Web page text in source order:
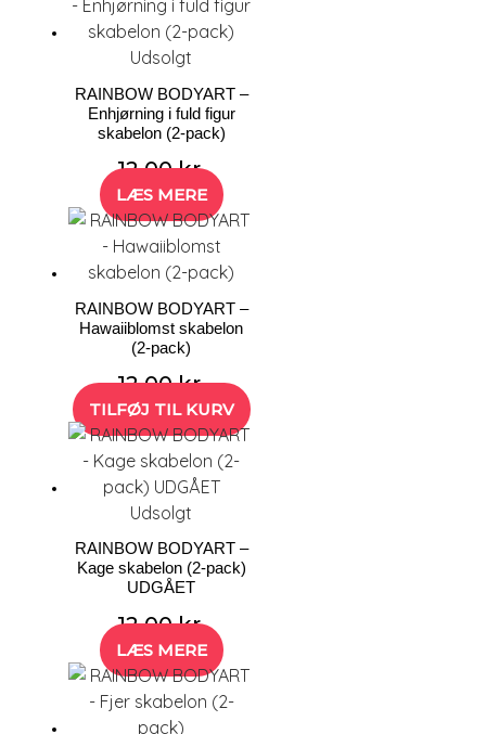
Udsolgt
RAINBOW BODYART –
Enhjørning i fuld figur
skabelon (2-pack)
12,00kr.
LÆS MERE
RAINBOW BODYART –
Hawaiiblomst skabelon
(2-pack)
12,00kr.
TILFØJ TIL KURV
Udsolgt
RAINBOW BODYART –
Kage skabelon (2-pack)
UDGÅET
12,00kr.
LÆS MERE